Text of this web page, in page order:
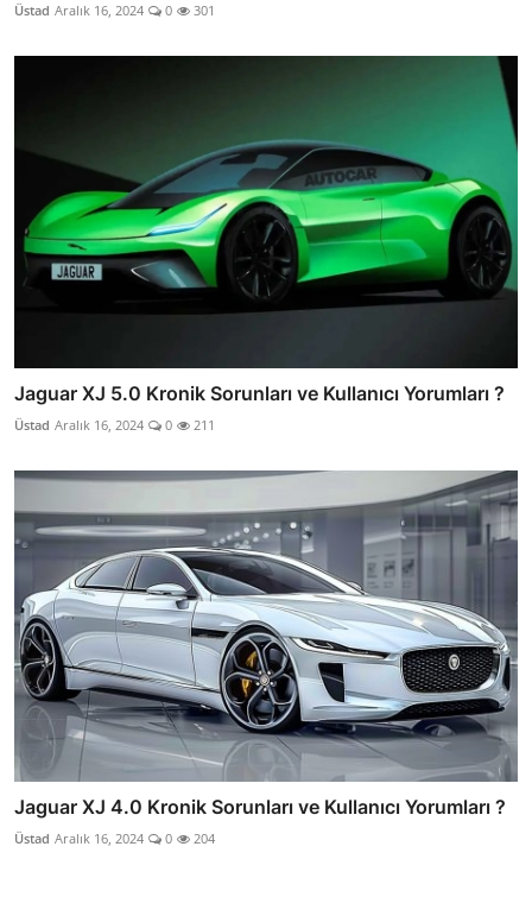
Üstad Aralık 16, 2024 0 301
Jaguar XJ 5.0 Kronik Sorunları ve Kullanıcı Yorumları ?
Üstad Aralık 16, 2024 0 211
Jaguar XJ 4.0 Kronik Sorunları ve Kullanıcı Yorumları ?
Üstad Aralık 16, 2024 0 204